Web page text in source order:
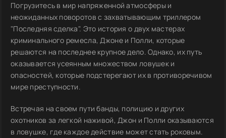
Погрузитесь в мир напряженной атмосферы и
неожиданных поворотов с захватывающим триллером
"Последняя сделка". Это история о двух мастерах
криминального ремесла, Джоне и Полли, которые
решаются на последнее крупное дело. Однако, их путь
оказывается усеянным множеством ловушек и
опасностей, которые подстерегают их в противоречивом
мире преступности.
Встречая на своем пути банды, полицию и других
охотников за легкой наживой, Джон и Полли оказываются
в ловушке, где каждое действие может стать роковым.